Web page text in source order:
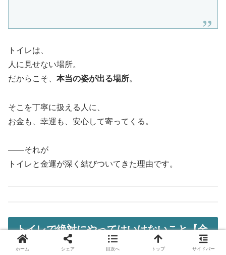
トイレは、
人に見せない場所。
だからこそ、 本当の姿が出る場所。
そこを丁寧に扱える人に、
お金も、幸運も、安心して寄ってくる。
——それが
トイレと金運が深く結びついてきた理由です。
トイレで絶対にやってはいけないこと【金
運を下げる習慣】
ホーム シェア 目次へ トップ サイドバー